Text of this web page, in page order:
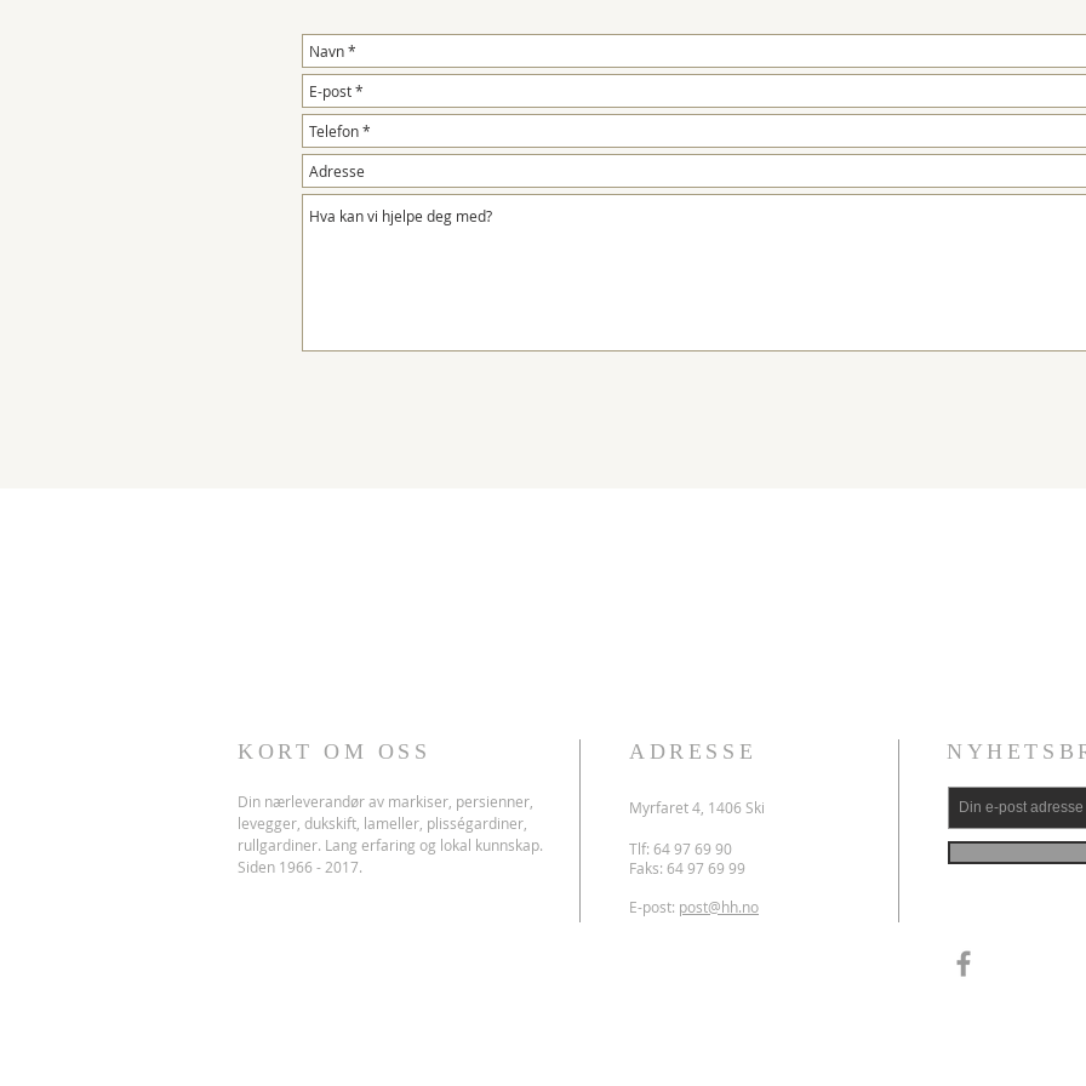
KORT OM OSS
Din nærleverandør av markiser, persienner,
levegger, dukskift, lameller, plisségardiner,
rullgardiner. Lang erfaring og lokal kunnskap.
Siden 1966 - 2017.
ADRESSE
Myrfaret 4, 1406 Ski
Tlf: 64 97 69 90
Faks: 64 97 69 99
E-post: post@hh.no